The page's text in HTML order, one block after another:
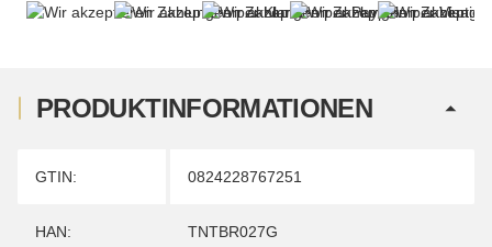
PRODUKTINFORMATIONEN
Produkteigenschaft
Wert
GTIN: 0824228767251
HAN: TNTBR027G